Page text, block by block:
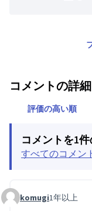
コメントの詳細
評価の高い順
コメントを1
すべてのコメン
コメント 30 (コメント
komugi1年以上